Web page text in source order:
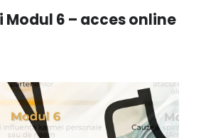
6 – acces online